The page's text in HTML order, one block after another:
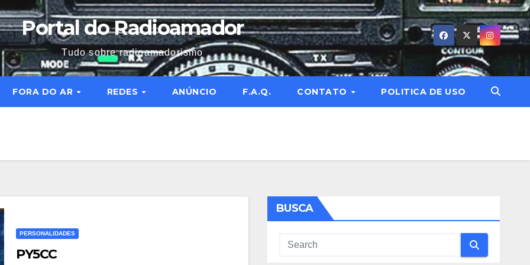
Portal do Radioamador
Tudo sobre radioamadorismo
FORA DO AR REDES ANÚNCIO F.A.Q. CONTATO POLITICA DE USO
PERSONALIDADES
PY5CC
BUSCA